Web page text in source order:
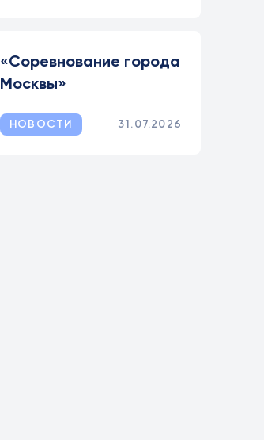
«Соревнование города
Москвы»
НОВОСТИ 31.07.2026